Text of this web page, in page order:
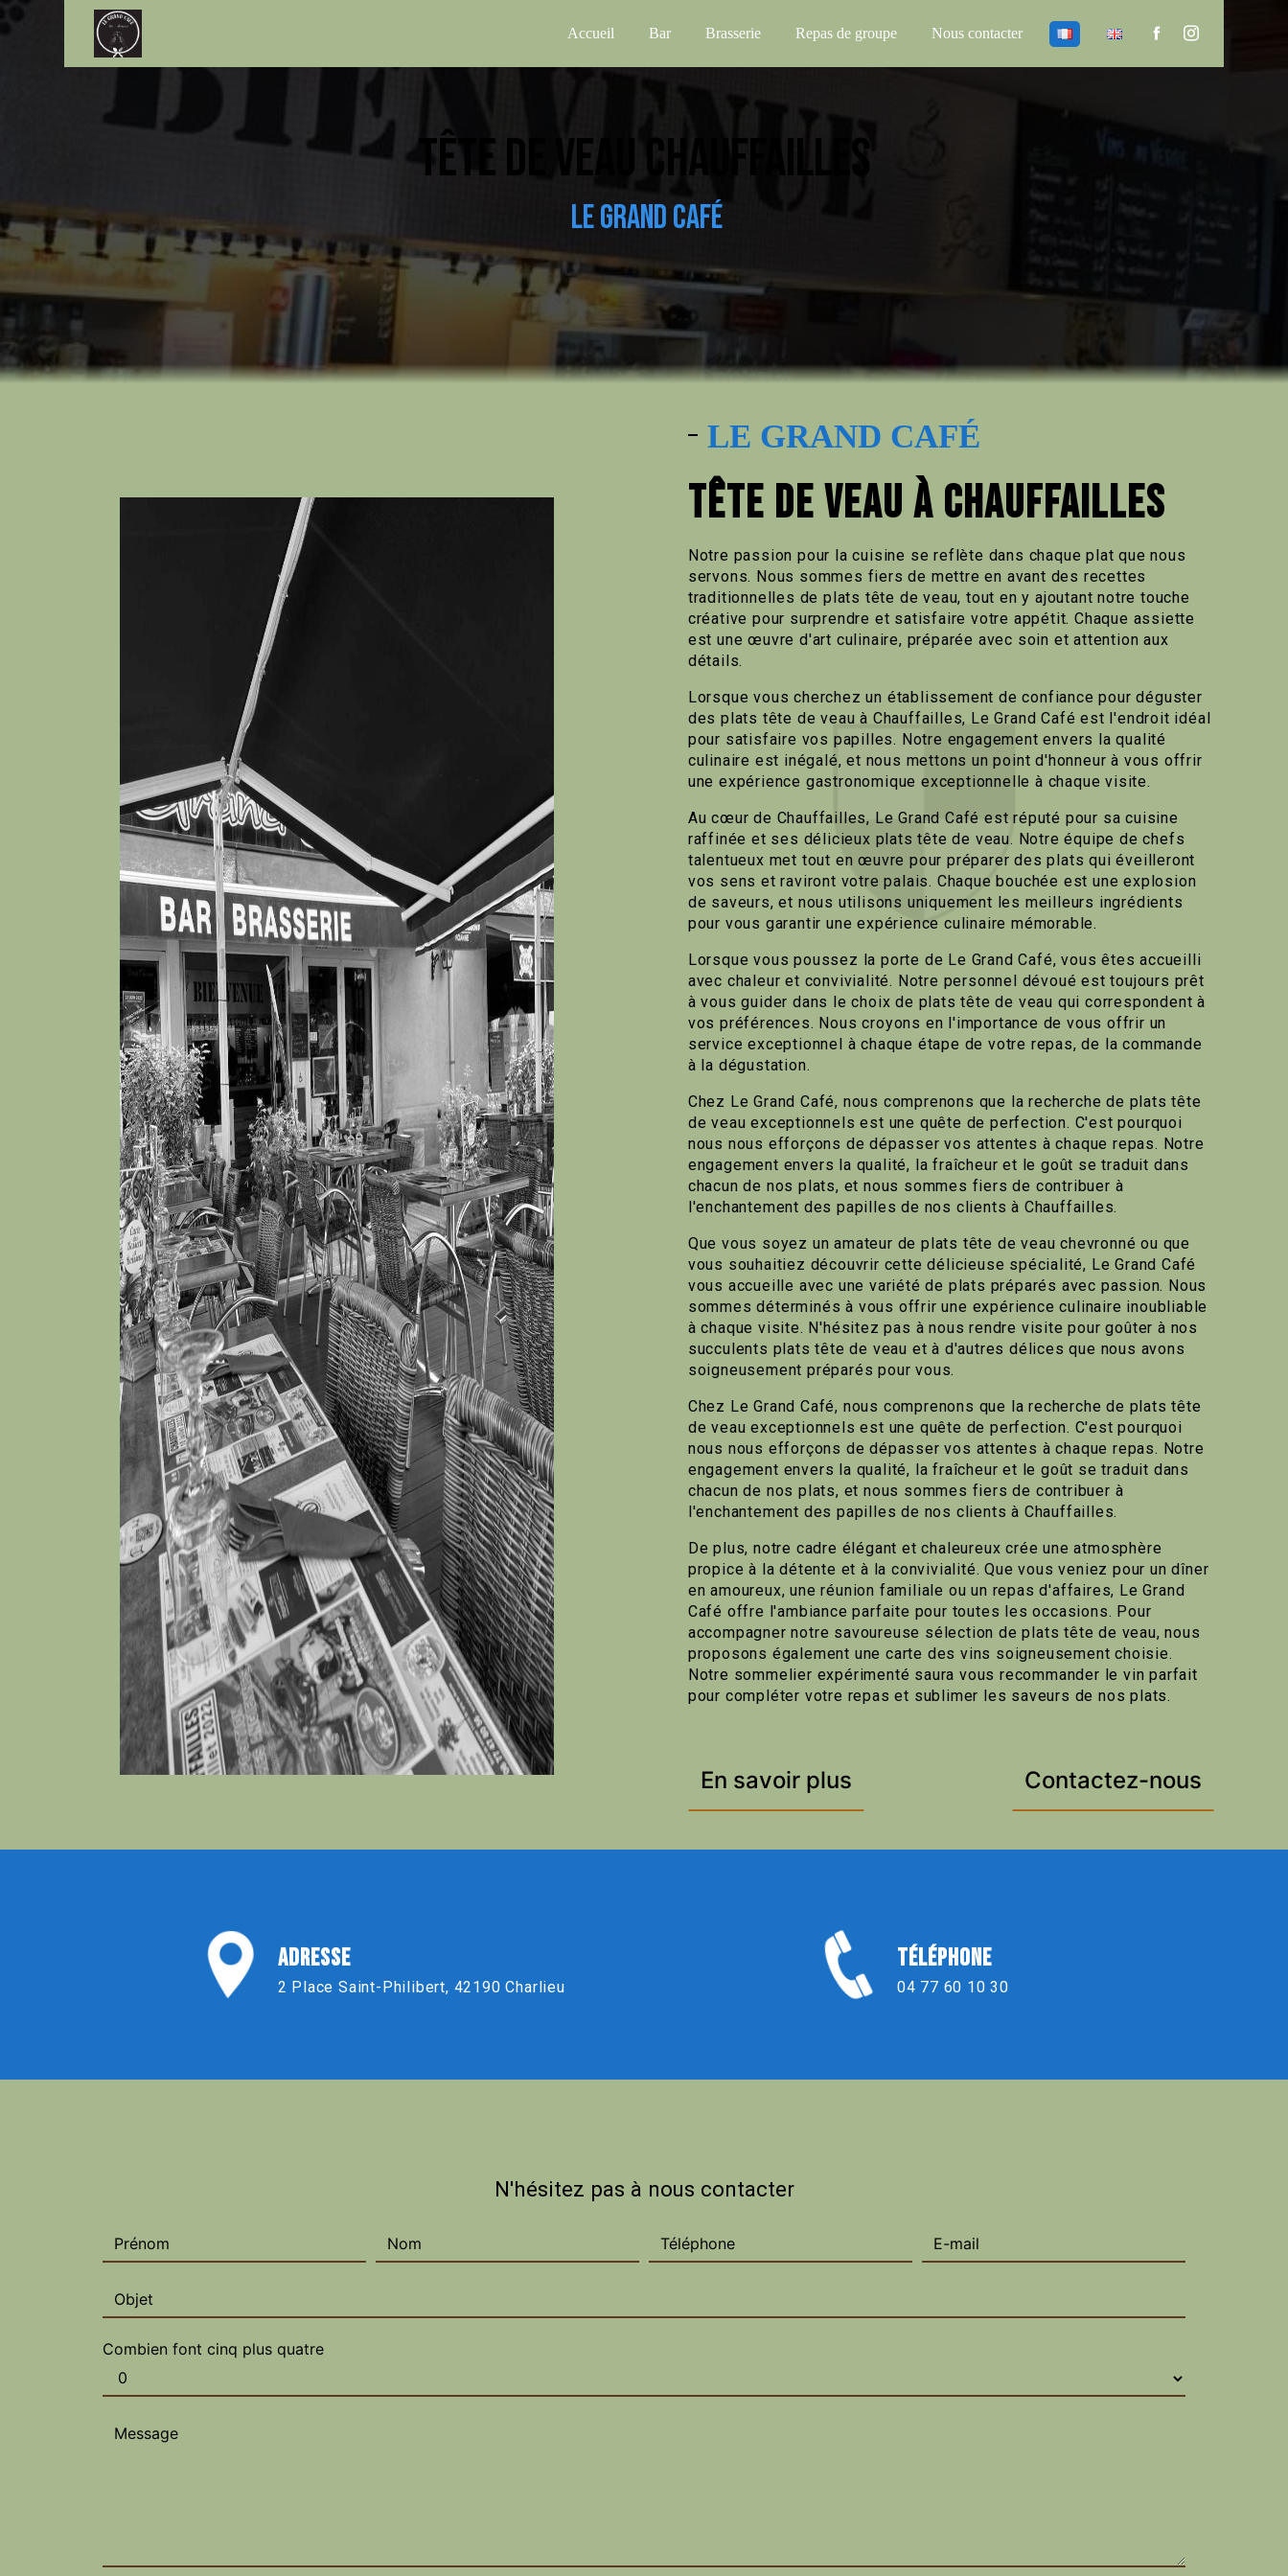
Accueil Bar Brasserie Repas de groupe Nous contacter
TÊTE DE VEAU CHAUFFAILLES
LE GRAND CAFÉ
LE GRAND CAFÉ
TÊTE DE VEAU À CHAUFFAILLES
Notre passion pour la cuisine se reflète dans chaque plat que nous
servons. Nous sommes fiers de mettre en avant des recettes
traditionnelles de plats tête de veau, tout en y ajoutant notre touche
créative pour surprendre et satisfaire votre appétit. Chaque assiette
est une œuvre d'art culinaire, préparée avec soin et attention aux
détails.
Lorsque vous cherchez un établissement de confiance pour déguster
des plats tête de veau à Chauffailles, Le Grand Café est l'endroit idéal
pour satisfaire vos papilles. Notre engagement envers la qualité
culinaire est inégalé, et nous mettons un point d'honneur à vous offrir
une expérience gastronomique exceptionnelle à chaque visite.
Au cœur de Chauffailles, Le Grand Café est réputé pour sa cuisine
raffinée et ses délicieux plats tête de veau. Notre équipe de chefs
talentueux met tout en œuvre pour préparer des plats qui éveilleront
vos sens et raviront votre palais. Chaque bouchée est une explosion
de saveurs, et nous utilisons uniquement les meilleurs ingrédients
pour vous garantir une expérience culinaire mémorable.
Lorsque vous poussez la porte de Le Grand Café, vous êtes accueilli
avec chaleur et convivialité. Notre personnel dévoué est toujours prêt
à vous guider dans le choix de plats tête de veau qui correspondent à
vos préférences. Nous croyons en l'importance de vous offrir un
service exceptionnel à chaque étape de votre repas, de la commande
à la dégustation.
Chez Le Grand Café, nous comprenons que la recherche de plats tête
de veau exceptionnels est une quête de perfection. C'est pourquoi
nous nous efforçons de dépasser vos attentes à chaque repas. Notre
engagement envers la qualité, la fraîcheur et le goût se traduit dans
chacun de nos plats, et nous sommes fiers de contribuer à
l'enchantement des papilles de nos clients à Chauffailles.
Que vous soyez un amateur de plats tête de veau chevronné ou que
vous souhaitiez découvrir cette délicieuse spécialité, Le Grand Café
vous accueille avec une variété de plats préparés avec passion. Nous
sommes déterminés à vous offrir une expérience culinaire inoubliable
à chaque visite. N'hésitez pas à nous rendre visite pour goûter à nos
succulents plats tête de veau et à d'autres délices que nous avons
soigneusement préparés pour vous.
Chez Le Grand Café, nous comprenons que la recherche de plats tête
de veau exceptionnels est une quête de perfection. C'est pourquoi
nous nous efforçons de dépasser vos attentes à chaque repas. Notre
engagement envers la qualité, la fraîcheur et le goût se traduit dans
chacun de nos plats, et nous sommes fiers de contribuer à
l'enchantement des papilles de nos clients à Chauffailles.
De plus, notre cadre élégant et chaleureux crée une atmosphère
propice à la détente et à la convivialité. Que vous veniez pour un dîner
en amoureux, une réunion familiale ou un repas d'affaires, Le Grand
Café offre l'ambiance parfaite pour toutes les occasions. Pour
accompagner notre savoureuse sélection de plats tête de veau, nous
proposons également une carte des vins soigneusement choisie.
Notre sommelier expérimenté saura vous recommander le vin parfait
pour compléter votre repas et sublimer les saveurs de nos plats.
En savoir plus Contactez-nous
ADRESSE
2 Place Saint-Philibert, 42190 Charlieu
TÉLÉPHONE
04 77 60 10 30
N'hésitez pas à nous contacter
Combien font cinq plus quatre
Panneau de gestion des cookies